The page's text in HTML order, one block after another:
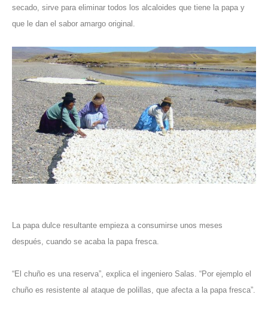
secado, sirve para eliminar todos los alcaloides que tiene la papa y
que le dan el sabor amargo original.
La papa dulce resultante empieza a consumirse unos meses
después, cuando se acaba la papa fresca.
“El chuño es una reserva”, explica el ingeniero Salas. “Por ejemplo el
chuño es resistente al ataque de polillas, que afecta a la papa fresca”.